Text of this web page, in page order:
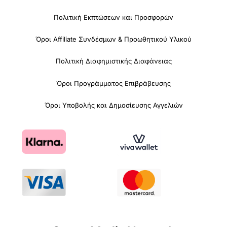
Πολιτική Εκπτώσεων και Προσφορών
Όροι Affiliate Συνδέσμων & Προωθητικού Υλικού
Πολιτική Διαφημιστικής Διαφάνειας
Όροι Προγράμματος Επιβράβευσης
Όροι Υποβολής και Δημοσίευσης Αγγελιών